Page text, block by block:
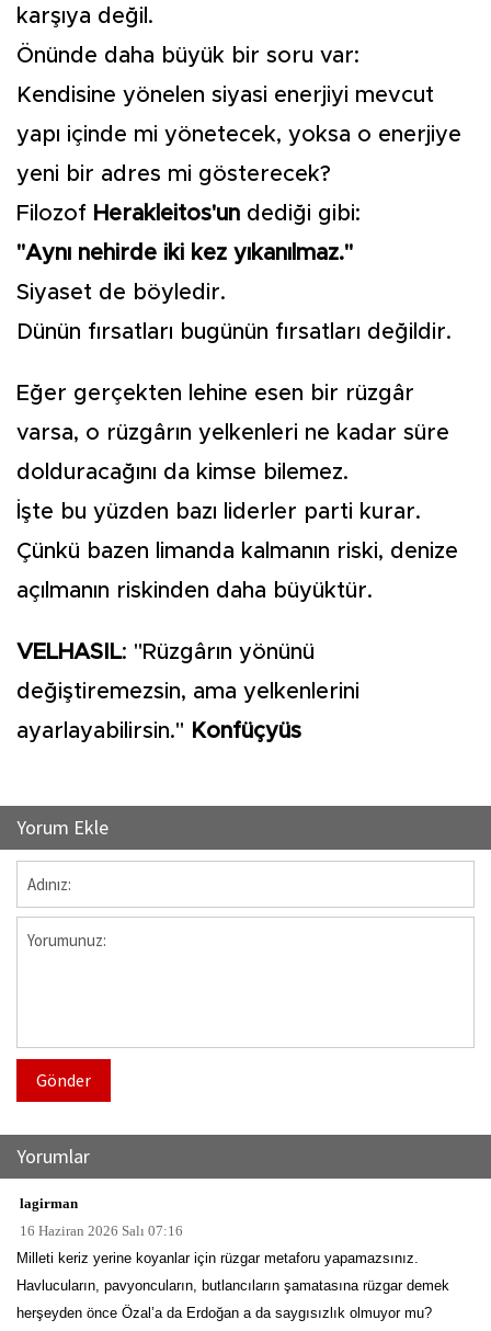
karşıya değil.
Önünde daha büyük bir soru var:
Kendisine yönelen siyasi enerjiyi mevcut
yapı içinde mi yönetecek, yoksa o enerjiye
yeni bir adres mi gösterecek?
Filozof Herakleitos'un dediği gibi:
"Aynı nehirde iki kez yıkanılmaz."
Siyaset de böyledir.
Dünün fırsatları bugünün fırsatları değildir.
Eğer gerçekten lehine esen bir rüzgâr
varsa, o rüzgârın yelkenleri ne kadar süre
dolduracağını da kimse bilemez.
İşte bu yüzden bazı liderler parti kurar.
Çünkü bazen limanda kalmanın riski, denize
açılmanın riskinden daha büyüktür.
VELHASIL: "Rüzgârın yönünü
değiştiremezsin, ama yelkenlerini
ayarlayabilirsin." Konfüçyüs
Yorum Ekle
Gönder
Yorumlar
lagirman
16 Haziran 2026 Salı 07:16
Milleti keriz yerine koyanlar için rüzgar metaforu yapamazsınız.
Havlucuların, pavyoncuların, butlancıların şamatasına rüzgar demek
herşeyden önce Özal’a da Erdoğan a da saygısızlık olmuyor mu?